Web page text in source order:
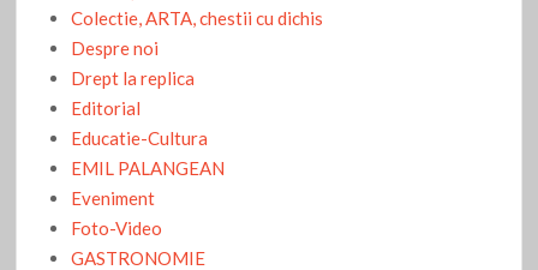
Colectie, ARTA, chestii cu dichis
Despre noi
Drept la replica
Editorial
Educatie-Cultura
EMIL PALANGEAN
Eveniment
Foto-Video
GASTRONOMIE